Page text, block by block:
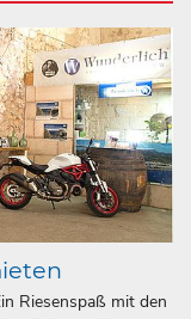
Riesenspaß mit den